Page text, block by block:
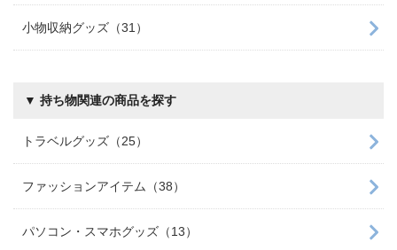
小物収納グッズ（31）
▼ 持ち物関連の商品を探す
トラベルグッズ（25）
ファッションアイテム（38）
パソコン・スマホグッズ（13）